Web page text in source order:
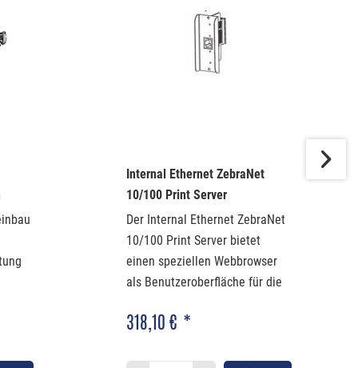
Internal Ethernet ZebraNet
10/100 Print Server
Der Internal Ethernet ZebraNet
10/100 Print Server bietet
einen speziellen Webbrowser
als Benutzeroberfläche für die
und? (P1058930-074)
318,10 € *